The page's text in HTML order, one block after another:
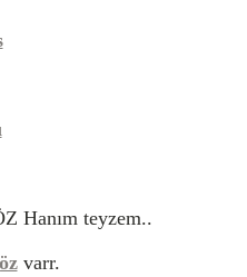
Hanım teyzem..
varr.